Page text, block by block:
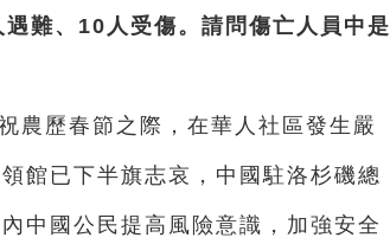
難、10人受傷。請問傷亡人員中是
農歷春節之際，在華人社區發生嚴
館已下半旗志哀，中國駐洛杉磯總
中國公民提高風險意識，加強安全